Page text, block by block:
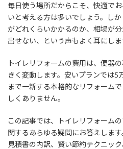
毎日使う場所だからこそ、快適で
いと考える方は多いでしょう。し
がどれくらいかかるのか、相場が
出せない、という声もよく耳にしま
トイレリフォームの費用は、便器
きく変動します。安いプランでは5
まで一新する本格的なリフォーム
しくありません。
この記事では、トイレリフォーム
関するあらゆる疑問にお答えしま
見積書の内訳、賢い節約テクニッ